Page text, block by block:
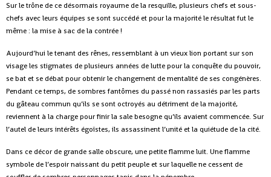
Sur le trône de ce désormais royaume de la resquille, plusieurs chefs et sous-
chefs avec leurs équipes se sont succédé et pour la majorité le résultat fut le
même : la mise à sac de la contrée !
Aujourd’hui le tenant des rênes, ressemblant à un vieux lion portant sur son
visage les stigmates de plusieurs années de lutte pour la conquête du pouvoir,
se bat et se débat pour obtenir le changement de mentalité de ses congénères.
Pendant ce temps, de sombres fantômes du passé non rassasiés par les parts
du gâteau commun qu’ils se sont octroyés au détriment de la majorité,
reviennent à la charge pour finir la sale besogne qu’ils avaient commencée. Sur
l’autel de leurs intérêts égoïstes, ils assassinent l’unité et la quiétude de la cité.
Dans ce décor de grande salle obscure, une petite flamme luit. Une flamme
symbole de l’espoir naissant du petit peuple et sur laquelle ne cessent de